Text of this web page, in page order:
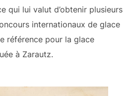
qui lui valut d’obtenir plusieurs
internationaux de glace
référence pour la glace
à Zarautz.